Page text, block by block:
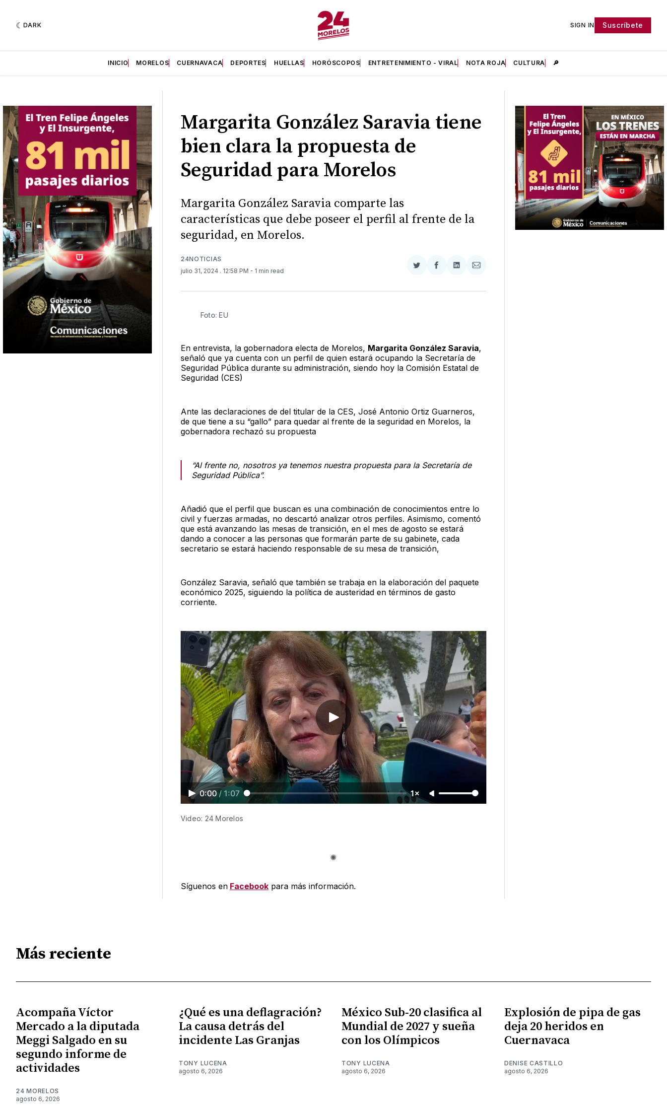
DARK SIGN IN Suscríbete
INICIO MORELOS CUERNAVACA DEPORTES HUELLAS HORÓSCOPOS ENTRETENIMIENTO - VIRAL NOTA ROJA CULTURA 🔎
Margarita González Saravia tiene
bien clara la propuesta de
Seguridad para Morelos
Margarita González Saravia comparte las
características que debe poseer el perfil al frente de la
seguridad, en Morelos.
24NOTICIAS
julio 31, 2024 . 12:58 PM - 1 min read
Compartir
Twitter
Compartir
Facebook
Compartir
LinkedIn
Compartir
Email
Foto: EU
En entrevista, la gobernadora electa de Morelos, Margarita González Saravia,
señaló que ya cuenta con un perfil de quien estará ocupando la Secretaría de
Seguridad Pública durante su administración, siendo hoy la Comisión Estatal de
Seguridad (CES)
Ante las declaraciones de del titular de la CES, José Antonio Ortiz Guarneros,
de que tiene a su “gallo” para quedar al frente de la seguridad en Morelos, la
gobernadora rechazó su propuesta
“Al frente no, nosotros ya tenemos nuestra propuesta para la Secretaría de
Seguridad Pública”.
Añadió que el perfil que buscan es una combinación de conocimientos entre lo
civil y fuerzas armadas, no descartó analizar otros perfiles. Asimismo, comentó
que está avanzando las mesas de transición, en el mes de agosto se estará
dando a conocer a las personas que formarán parte de su gabinete, cada
secretario se estará haciendo responsable de su mesa de transición,
González Saravia, señaló que también se trabaja en la elaboración del paquete
económico 2025, siguiendo la política de austeridad en términos de gasto
corriente.
0:00 / 1:07 1×
Video: 24 Morelos
Síguenos en Facebookpara más información.
Más reciente
Acompaña Víctor
Mercado a la diputada
Meggi Salgado en su
segundo informe de
actividades
24 MORELOS
agosto 6, 2026
¿Qué es una deflagración?
La causa detrás del
incidente Las Granjas
TONY LUCENA
agosto 6, 2026
México Sub-20 clasifica al
Mundial de 2027 y sueña
con los Olímpicos
TONY LUCENA
agosto 6, 2026
Explosión de pipa de gas
deja 20 heridos en
Cuernavaca
DENISE CASTILLO
agosto 6, 2026